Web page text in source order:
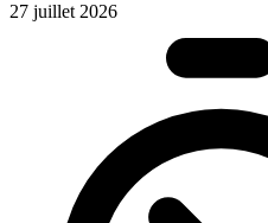
27 juillet 2026